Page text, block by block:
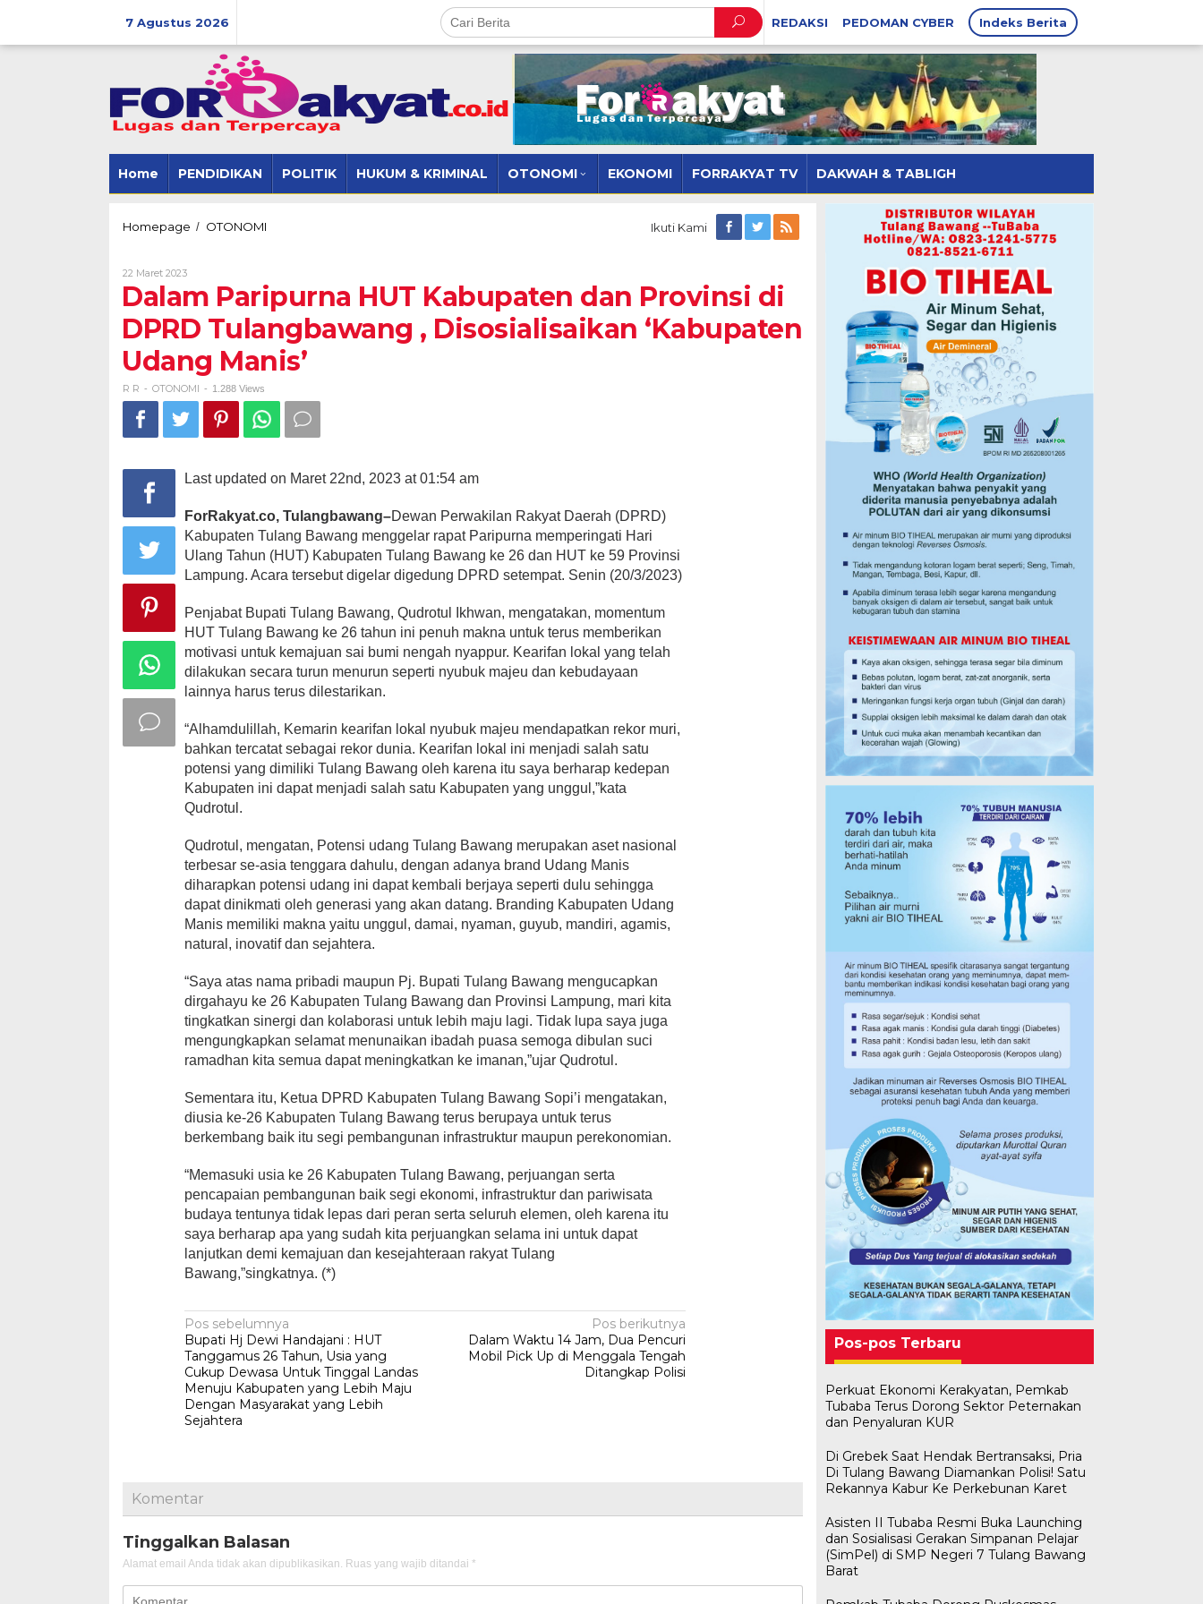
7 Agustus 2026 REDAKSI PEDOMAN CYBER Indeks Berita
Home PENDIDIKAN POLITIK HUKUM & KRIMINAL OTONOMI EKONOMI FORRAKYAT TV DAKWAH & TABLIGH
Homepage / OTONOMI
dan
Provinsi
di
DPRD
Tulangbawang
'Kabupaten
Udang
Manis'
Ikuti Kami
22 Maret 2023Oleh
R
Dalam Paripurna HUT Kabupaten dan Provinsi di
DPRD Tulangbawang , Disosialisaikan ‘Kabupaten
Udang Manis’
R R - OTONOMI - 1.288 Views
Last updated on Maret 22nd, 2023 at 01:54 am
ForRakyat.co, Tulangbawang–Dewan Perwakilan Rakyat Daerah (DPRD)
Kabupaten Tulang Bawang menggelar rapat Paripurna memperingati Hari
Ulang Tahun (HUT) Kabupaten Tulang Bawang ke 26 dan HUT ke 59 Provinsi
Lampung. Acara tersebut digelar digedung DPRD setempat. Senin (20/3/2023)
Penjabat Bupati Tulang Bawang, Qudrotul Ikhwan, mengatakan, momentum
HUT Tulang Bawang ke 26 tahun ini penuh makna untuk terus memberikan
motivasi untuk kemajuan sai bumi nengah nyappur. Kearifan lokal yang telah
dilakukan secara turun menurun seperti nyubuk majeu dan kebudayaan
lainnya harus terus dilestarikan.
“Alhamdulillah, Kemarin kearifan lokal nyubuk majeu mendapatkan rekor muri,
bahkan tercatat sebagai rekor dunia. Kearifan lokal ini menjadi salah satu
potensi yang dimiliki Tulang Bawang oleh karena itu saya berharap kedepan
Kabupaten ini dapat menjadi salah satu Kabupaten yang unggul,”kata
Qudrotul.
Qudrotul, mengatan, Potensi udang Tulang Bawang merupakan aset nasional
terbesar se-asia tenggara dahulu, dengan adanya brand Udang Manis
diharapkan potensi udang ini dapat kembali berjaya seperti dulu sehingga
dapat dinikmati oleh generasi yang akan datang. Branding Kabupaten Udang
Manis memiliki makna yaitu unggul, damai, nyaman, guyub, mandiri, agamis,
natural, inovatif dan sejahtera.
“Saya atas nama pribadi maupun Pj. Bupati Tulang Bawang mengucapkan
dirgahayu ke 26 Kabupaten Tulang Bawang dan Provinsi Lampung, mari kita
tingkatkan sinergi dan kolaborasi untuk lebih maju lagi. Tidak lupa saya juga
mengungkapkan selamat menunaikan ibadah puasa semoga dibulan suci
ramadhan kita semua dapat meningkatkan ke imanan,”ujar Qudrotul.
Sementara itu, Ketua DPRD Kabupaten Tulang Bawang Sopi’i mengatakan,
diusia ke-26 Kabupaten Tulang Bawang terus berupaya untuk terus
berkembang baik itu segi pembangunan infrastruktur maupun perekonomian.
“Memasuki usia ke 26 Kabupaten Tulang Bawang, perjuangan serta
pencapaian pembangunan baik segi ekonomi, infrastruktur dan pariwisata
budaya tentunya tidak lepas dari peran serta seluruh elemen, oleh karena itu
saya berharap apa yang sudah kita perjuangkan selama ini untuk dapat
lanjutkan demi kemajuan dan kesejahteraan rakyat Tulang
Bawang,”singkatnya. (*)
Navigasi
pos
Pos sebelumnya
Bupati Hj Dewi Handajani : HUT
Tanggamus 26 Tahun, Usia yang
Cukup Dewasa Untuk Tinggal Landas
Menuju Kabupaten yang Lebih Maju
Dengan Masyarakat yang Lebih
Sejahtera
Pos berikutnya
Dalam Waktu 14 Jam, Dua Pencuri
Mobil Pick Up di Menggala Tengah
Ditangkap Polisi
Komentar
Tinggalkan Balasan
Alamat email Anda tidak akan dipublikasikan. Ruas yang wajib ditandai *
Pos-pos Terbaru
Perkuat Ekonomi Kerakyatan, Pemkab
Tubaba Terus Dorong Sektor Peternakan
dan Penyaluran KUR
Di Grebek Saat Hendak Bertransaksi, Pria
Di Tulang Bawang Diamankan Polisi! Satu
Rekannya Kabur Ke Perkebunan Karet
Asisten II Tubaba Resmi Buka Launching
dan Sosialisasi Gerakan Simpanan Pelajar
(SimPel) di SMP Negeri 7 Tulang Bawang
Barat